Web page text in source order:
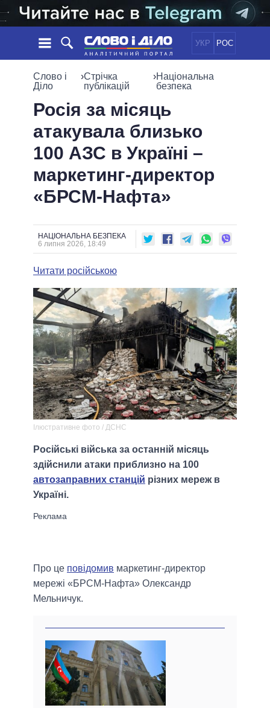
УКР РОС
НОВИНИ
СТРІЧКА
СТАТТІ
ДУМКИ
ОГЛЯДИ
ДАЙДЖЕСТИ
ЕКОНОМІКА
СУСПІЛЬСТВО
СВІТ
ОБIЦЯНКИ
ПОЛIТИКИ
УСІ ПОЛІТИКИ
ПРЕЗИДЕНТ І ОФІС
ВЕРХОВНА РАДА
ГОЛОВИ ОБЛАДМІНІСТРАЦІЙ
МЕРИ МІСТ
ІНФОГРАФІКА
ВІДЕО
ПІДТРИМАТИ
ПОРІВНЯННЯ ПОЛІТИКІВ
Слово і
Діло
›Стрічка
публікацій
›Національна
безпека
Росія за місяць
атакувала близько
100 АЗС в Україні –
маркетинг-директор
«БРСМ-Нафта»
НАЦІОНАЛЬНА БЕЗПЕКА
6 липня 2026, 18:49
Читати російською
Ілюстративне фото / ДСНС
Російські війська за останній місяць
здійснили атаки приблизно на 100
автозаправних станцій різних мереж в
Україні.
Про це повідомив маркетинг-директор
мережі «БРСМ-Нафта» Олександр
Мельничук.